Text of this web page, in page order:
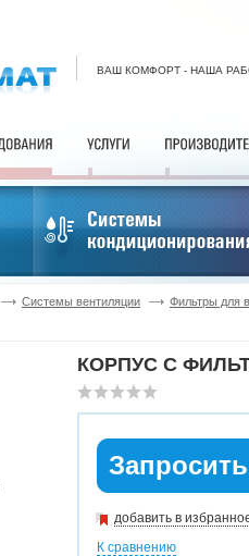
ВАШ КОМФОРТ - НАША
Системы вентиляции
Фильтры для
КОРПУС С
добавить в
К сравнению